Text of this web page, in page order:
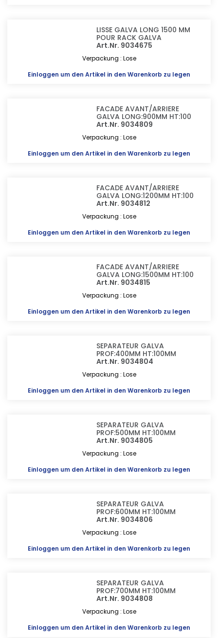
LISSE GALVA LONG 1500 MM
POUR RACK GALVA
Art.Nr. 9034675
Verpackung : Lose
Einloggen um den Artikel in den Warenkorb zu legen
FACADE AVANT/ARRIERE
GALVA LONG:900MM HT:100
Art.Nr. 9034809
Verpackung : Lose
Einloggen um den Artikel in den Warenkorb zu legen
FACADE AVANT/ARRIERE
GALVA LONG:1200MM HT:100
Art.Nr. 9034812
Verpackung : Lose
Einloggen um den Artikel in den Warenkorb zu legen
FACADE AVANT/ARRIERE
GALVA LONG:1500MM HT:100
Art.Nr. 9034815
Verpackung : Lose
Einloggen um den Artikel in den Warenkorb zu legen
SEPARATEUR GALVA
PROF:400MM HT:100MM
Art.Nr. 9034804
Verpackung : Lose
Einloggen um den Artikel in den Warenkorb zu legen
SEPARATEUR GALVA
PROF:500MM HT:100MM
Art.Nr. 9034805
Verpackung : Lose
Einloggen um den Artikel in den Warenkorb zu legen
SEPARATEUR GALVA
PROF:600MM HT:100MM
Art.Nr. 9034806
Verpackung : Lose
Einloggen um den Artikel in den Warenkorb zu legen
SEPARATEUR GALVA
PROF:700MM HT:100MM
Art.Nr. 9034808
Verpackung : Lose
Einloggen um den Artikel in den Warenkorb zu legen